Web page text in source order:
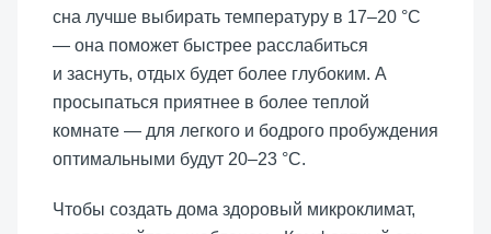
сна лучше выбирать температуру в 17–20 °C
— она поможет быстрее расслабиться
и заснуть, отдых будет более глубоким. А
просыпаться приятнее в более теплой
комнате — для легкого и бодрого пробуждения
оптимальными будут 20–23 °C.
Чтобы создать дома здоровый микроклимат,